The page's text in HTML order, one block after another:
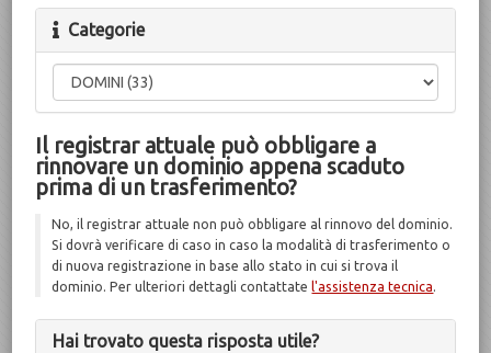
Categorie
Il registrar attuale può obbligare a
rinnovare un dominio appena scaduto
prima di un trasferimento?
No, il registrar attuale non può obbligare al rinnovo del dominio.
Si dovrà verificare di caso in caso la modalità di trasferimento o
di nuova registrazione in base allo stato in cui si trova il
dominio. Per ulteriori dettagli contattate l'assistenza tecnica.
Hai trovato questa risposta utile?